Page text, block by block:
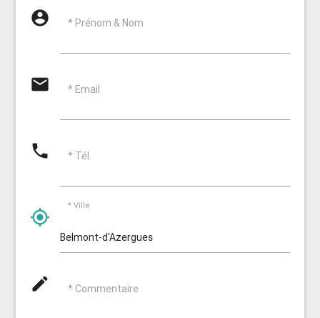
account_circle * Prénom & Nom
email * Email
phone * Tél.
my_location
* Ville
mode_edit * Commentaire